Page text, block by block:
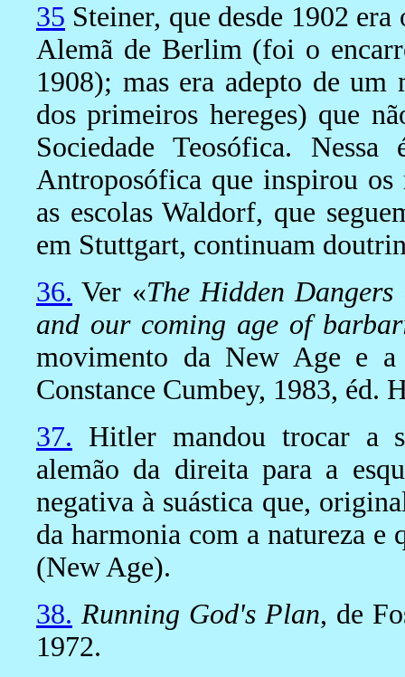
35 Steiner, que desde 1902
Alemã de Berlim (foi o
1908); mas era adepto de um
dos primeiros hereges) que
Sociedade Teosófica.
Antroposófica que inspirou os
as escolas Waldorf, que
em Stuttgart, continuam
36. Ver «The Hidden
and our coming age of
movimento da New Age e a
Constance Cumbey, 1983, éd.
37. Hitler mandou trocar a
alemão da direita para a
negativa à suástica que,
da harmonia com a natureza e
(New Age).
38. Running God's Plan, de
1972.